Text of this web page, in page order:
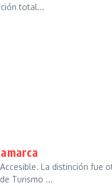
total...
La distinción fue
Turismo ...